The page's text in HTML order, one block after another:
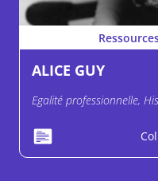
ALICE GUY
Egalité professionnelle,